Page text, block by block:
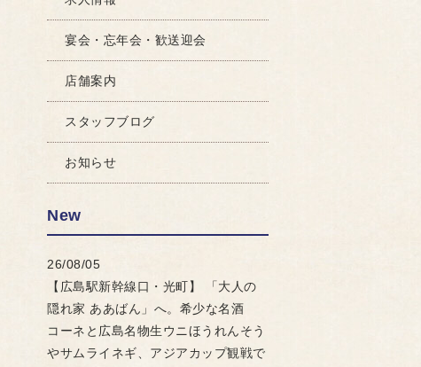
宴会・忘年会・歓送迎会
店舗案内
スタッフブログ
お知らせ
New
26/08/05
【広島駅新幹線口・光町】 「大人の
隠れ家 ああばん」へ。希少な名酒
コーネと広島名物生ウニほうれんそう
やサムライネギ、アジアカップ観戦で